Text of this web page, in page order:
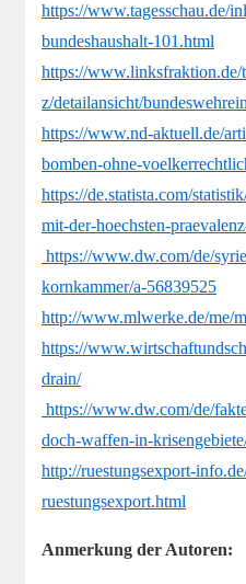
https://www.tagesschau.de/
bundeshaushalt-101.html
https://www.linksfraktion.de/
z/detailansicht/
https://www.nd-aktuell.de/
bomben-ohne-
https://de.statista.com/
mit-der-hoechsten-
https://www.dw.com/de/
kornkammer/a-56839525
http://www.mlwerke.de/me/
https://
drain/
https://www.dw.com/de/
doch-waffen-in-
http://ruestungsexport-
ruestungsexport.html
Anmerkung der Autoren: